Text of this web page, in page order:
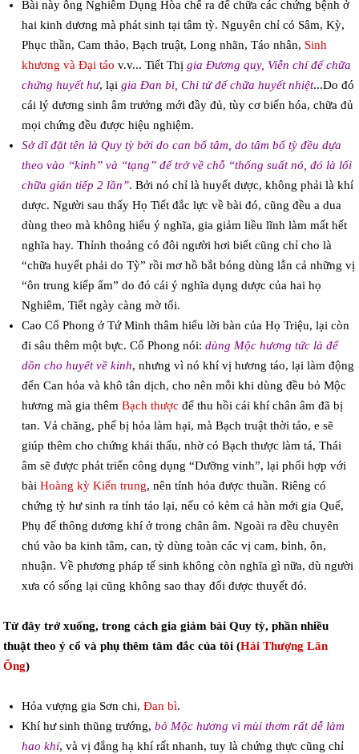
Bài này ông Nghiêm Dụng Hòa chế ra để chữa các chứng bệnh ở
hai kinh dương mà phát sinh tại tâm tỳ. Nguyên chỉ có Sâm, Kỳ,
Phục thần, Cam thảo, Bạch truật, Long nhãn, Táo nhân, Sinh
khương và Đại táo v.v... Tiết Thị gia Đương quy, Viễn chí để chữa
chứng huyết hư, lại gia Đan bì, Chi tử để chữa huyết nhiệt...Do đó
cái lý dương sinh âm trưởng mới đầy đủ, tùy cơ biến hóa, chữa đủ
mọi chứng đều được hiệu nghiệm.
Sở dĩ đặt tên là Quy tỳ bởi do can bổ tâm, do tâm bổ tỳ đều dựa
theo vào “kinh” và “tạng” để trở về chỗ “thống suất nó, đó là lối
chữa gián tiếp 2 lần”. Bởi nó chỉ là huyết dược, không phải là khí
dược. Người sau thấy Họ Tiết đắc lực về bài đó, cũng đều a dua
dùng theo mà không hiểu ý nghĩa, gia giảm liều lĩnh làm mất hết
nghĩa hay. Thỉnh thoảng có đôi người hơi biết cũng chỉ cho là
“chữa huyết phải do Tỳ” rồi mơ hồ bắt bóng dùng lẫn cả những vị
“ôn trung kiếp ẩm” do đó cái ý nghĩa dụng dược của hai họ
Nghiêm, Tiết ngày càng mờ tối.
Cao Cổ Phong ở Tứ Minh thâm hiểu lời bàn của Họ Triệu, lại còn
đi sâu thêm một bực. Cổ Phong nói: dùng Mộc hương tức là để
dồn cho huyết về kinh, nhưng vì nó khí vị hương táo, lại làm động
đến Can hỏa và khô tân dịch, cho nên mỗi khi dùng đều bỏ Mộc
hương mà gia thêm Bạch thược để thu hồi cái khí chân âm đã bị
tan. Vả chăng, phế bị hỏa làm hại, mà Bạch truật thời táo, e sẽ
giúp thêm cho chứng khái thấu, nhờ có Bạch thược làm tá, Thái
âm sẽ được phát triển công dụng “Dưỡng vinh”, lại phối hợp với
bài Hoàng kỳ Kiến trung, nên tính hỏa được thuần. Riêng có
chứng tỳ hư sinh ra tỉnh táo lại, nếu có kèm cả hàn mới gia Quế,
Phụ để thông dương khí ở trong chân âm. Ngoài ra đều chuyên
chú vào ba kinh tâm, can, tỳ dùng toàn các vị cam, bình, ôn,
nhuận. Về phương pháp tế sinh không còn nghĩa gì nữa, dù người
xưa có sống lại cũng không sao thay đổi được thuyết đó.
Từ đây trở xuống, trong cách gia giảm bài Quy tỳ, phần nhiều
thuật theo ý cổ và phụ thêm tâm đắc của tôi (Hải Thượng Lãn
Ông)
Hỏa vượng gia Sơn chi, Đan bì.
Khí hư sinh thũng trướng, bỏ Mộc hương vì mùi thơm rất dễ làm
hao khí, và vị đắng hạ khí rất nhanh, tuy là chứng thực cũng chỉ